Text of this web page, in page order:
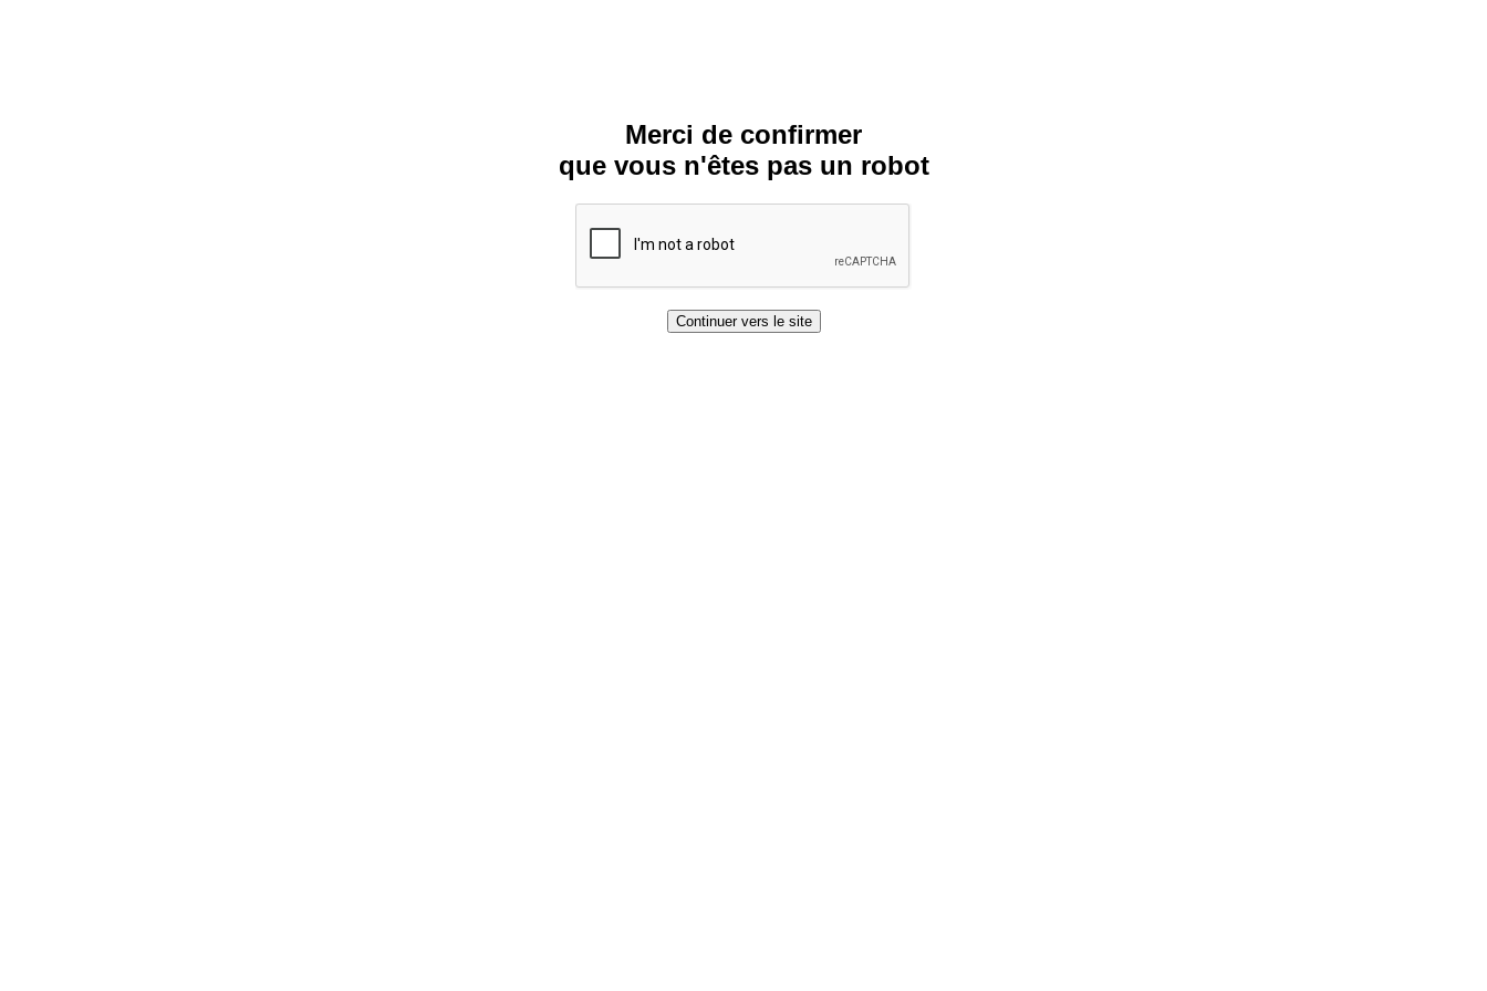
Merci de confirmer
que vous n'êtes pas un robot
Continuer vers le site